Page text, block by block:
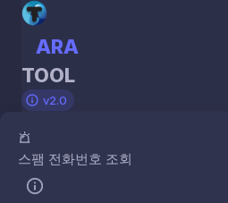
ARA
TOOL
v2.0
스팸 전화번호 조회